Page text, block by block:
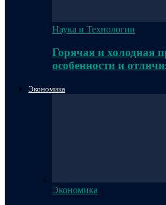
Наука и Технологии
Горячая и холодная
особенности и
Экономика
Экономика